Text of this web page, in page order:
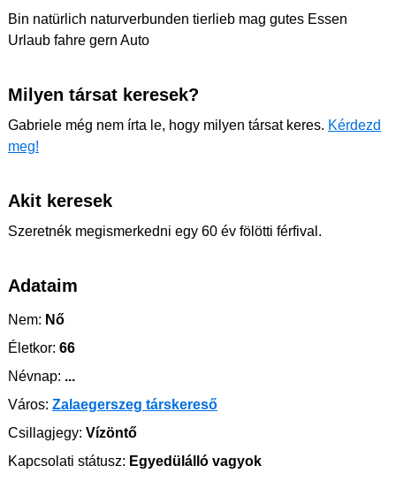
Bin natürlich naturverbunden tierlieb mag gutes Essen
Urlaub fahre gern Auto
Milyen társat keresek?
Gabriele még nem írta le, hogy milyen társat keres. Kérdezd
meg!
Akit keresek
Szeretnék megismerkedni egy 60 év fölötti férfival.
Adataim
Nem: Nő
Életkor: 66
Névnap: ...
Város: Zalaegerszeg társkereső
Csillagjegy: Vízöntő
Kapcsolati státusz: Egyedülálló vagyok